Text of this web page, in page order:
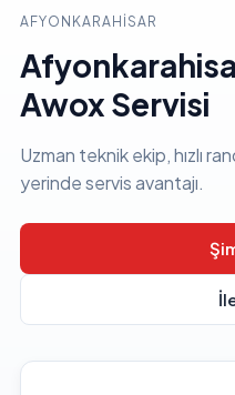
AFYONKARAHISAR
Awox Servisi
Uzman teknik ekip, hızlı
yerinde servis avantajı.